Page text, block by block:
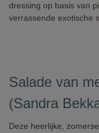
dressing op basis van
verrassende exotische
Salade van
(Sandra
Deze heerlijke,